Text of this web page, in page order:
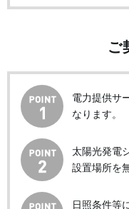
ご
電力提供サ
なります。
太陽光発電
設置場所を
日照条件等